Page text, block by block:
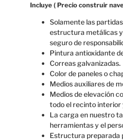
Incluye ( Precio construir
Solamente las
estructura metálicas y
seguro de
Pintura antioxidante
Correas galvanizadas.
Color de paneles o
Medios auxiliares de
Medios de elevación
todo el recinto interior
La carga en nuestro
herramientas y el
Estructura preparada